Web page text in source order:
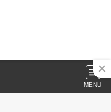
MENU